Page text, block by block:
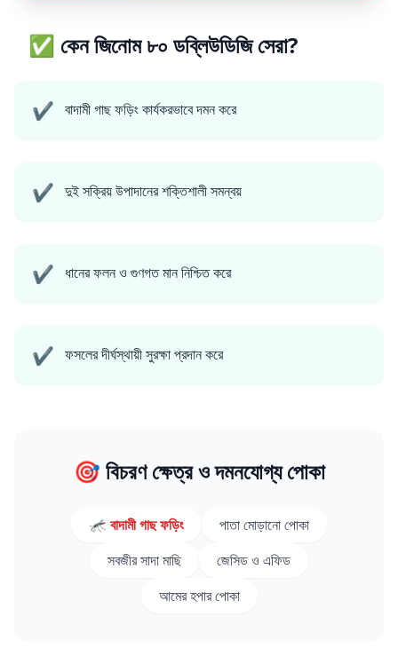
✅ কেন জিনোম ৮০ ডব্লিউডিজি সেরা?
✔ বাদামী গাছ ফড়িং কার্যকরভাবে দমন করে
✔ দুই সক্রিয় উপাদানের শক্তিশালী সমন্বয়
✔ ধানের ফলন ও গুণগত মান নিশ্চিত করে
✔ ফসলের দীর্ঘস্থায়ী সুরক্ষা প্রদান করে
🎯 বিচরণ ক্ষেত্র ও দমনযোগ্য পোকা
🦟 বাদামী গাছ ফড়িং
পাতা মোড়ানো পোকা
সবজীর সাদা মাছি
জেসিড ও এফিড
আমের হপার পোকা